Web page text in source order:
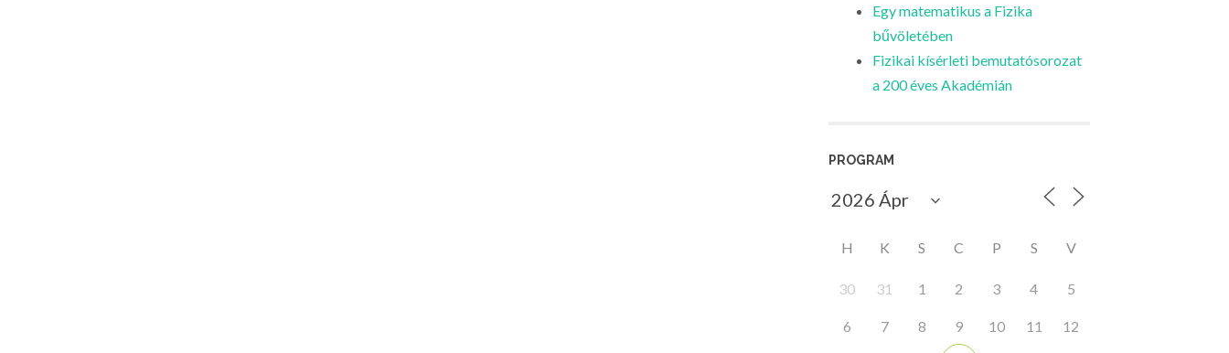
Egy matematikus a Fizika
bűvöletében
Fizikai kísérleti bemutatósorozat
a 200 éves Akadémián
PROGRAM
H K S C P S V
30 31 1 2 3 4 5
6 7 8 9 10 11 12